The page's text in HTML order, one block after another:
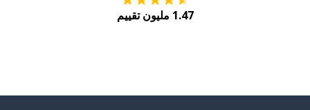
1.47 مليون تقييم